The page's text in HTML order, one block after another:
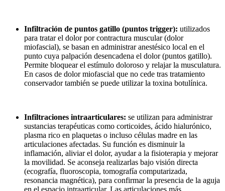
Infiltración de puntos gatillo (puntos trigger): utilizados
para tratar el dolor por contractura muscular (dolor
miofascial), se basan en administrar anestésico local en el
punto cuya palpación desencadena el dolor (puntos gatillo).
Permite bloquear el estímulo doloroso y relajar la musculatura.
En casos de dolor miofascial que no cede tras tratamiento
conservador también se puede utilizar la toxina botulínica.
Infiltraciones intraarticulares: se utilizan para administrar
sustancias terapéuticas como corticoides, ácido hialurónico,
plasma rico en plaquetas o incluso células madre en las
articulaciones afectadas. Su función es disminuir la
inflamación, aliviar el dolor, ayudar a la fisioterapia y mejorar
la movilidad. Se aconseja realizarlas bajo visión directa
(ecografía, fluoroscopia, tomografía computarizada,
resonancia magnética), para confirmar la presencia de la aguja